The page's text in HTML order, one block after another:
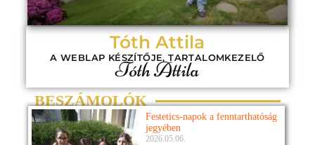
Tóth Attila
A WEBLAP KÉSZÍTŐJE, TARTALOMKEZELŐ
Tóth Attila
BESZÁMOLÓK
Festetics-napok a fenntarthatóság
jegyében
2026.05.06.